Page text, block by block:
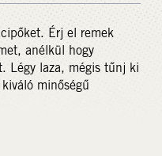
Érj el remek
anélkül hogy
Légy laza, mégis tűnj ki
minőségű